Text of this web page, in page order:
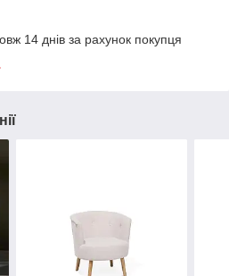
14 днів за рахунок покупця